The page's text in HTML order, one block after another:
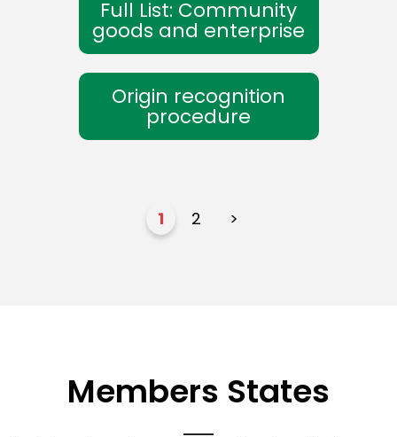
Full List: Community
goods and enterprise
Origin recognition
procedure
1 2 >
Members States